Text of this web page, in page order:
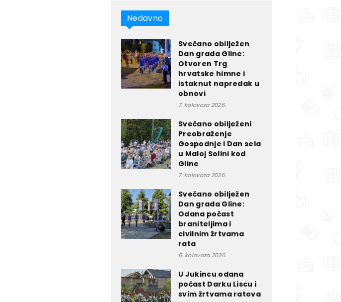
Nedavno
Svečano obilježen
Dan grada Gline:
Otvoren Trg
hrvatske himne i
istaknut napredak u
obnovi
7. kolovoza 2026.
Svečano obilježeni
Preobraženje
Gospodnje i Dan sela
u Maloj Solini kod
Gline
7. kolovoza 2026.
Svečano obilježen
Dan grada Gline:
Odana počast
braniteljima i
civilnim žrtvama
rata
6. kolovoza 2026.
U Jukincu odana
počast Darku Liscu i
svim žrtvama ratova